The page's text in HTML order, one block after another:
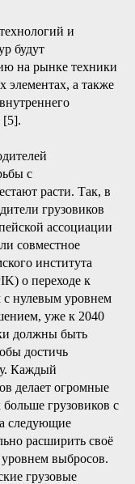
и
будут
на рынке техники
элементах, а также
[5].
с
расти. Так, в
грузовиков
ассоциации
совместное
института
о переходе к
с нулевым уровнем
уже к 2040
должны быть
достичь
Каждый
делает огромные
грузовиков с
следующие
расширить своё
выбросов.
грузовые